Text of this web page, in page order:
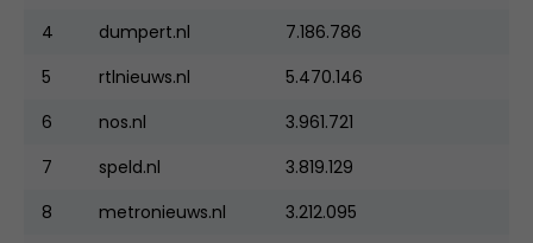
4
dumpert.nl
7.186.786
5
rtlnieuws.nl
5.470.146
6
nos.nl
3.961.721
7
speld.nl
3.819.129
8
metronieuws.nl
3.212.095